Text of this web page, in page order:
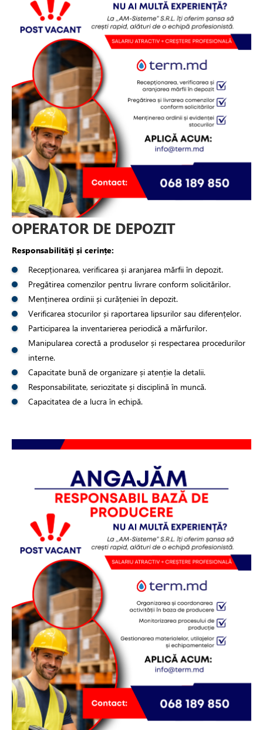
OPERATOR DE DEPOZIT
Responsabilități și cerințe:
Recepționarea, verificarea și aranjarea mărfii în depozit.
Pregătirea comenzilor pentru livrare conform solicitărilor.
Menținerea ordinii și curățeniei în depozit.
Verificarea stocurilor și raportarea lipsurilor sau diferențelor.
Participarea la inventarierea periodică a mărfurilor.
Manipularea corectă a produselor și respectarea procedurilor
interne.
Capacitate bună de organizare și atenție la detalii.
Responsabilitate, seriozitate și disciplină în muncă.
Capacitatea de a lucra în echipă.